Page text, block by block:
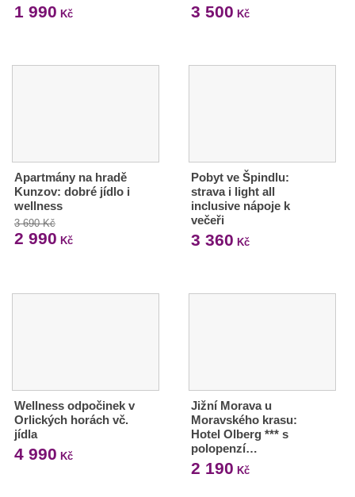
1 990 Kč 3 500 Kč
Apartmány na hradě
Kunzov: dobré jídlo i
wellness
3 690 Kč
2 990 Kč
Pobyt ve Špindlu:
strava i light all
inclusive nápoje k
večeři
3 360 Kč
Wellness odpočinek v
Orlických horách vč.
jídla
4 990 Kč
Jižní Morava u
Moravského krasu:
Hotel Olberg *** s
polopenzí…
2 190 Kč